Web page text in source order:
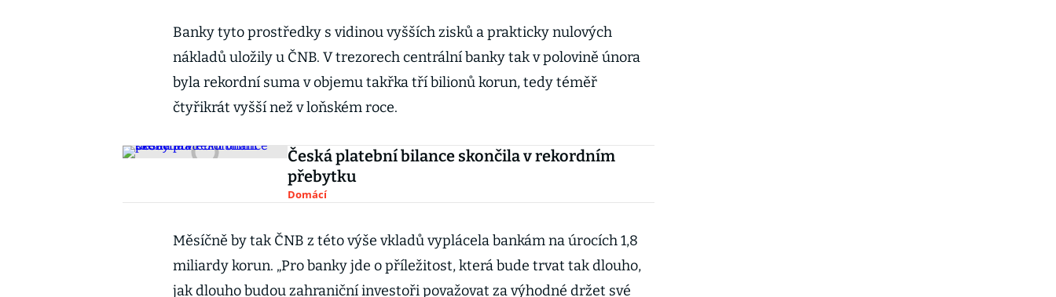
Banky tyto prostředky s vidinou vyšších zisků a prakticky nulových
nákladů uložily u ČNB. V trezorech centrální banky tak v polovině února
byla rekordní suma v objemu takřka tří bilionů korun, tedy téměř
čtyřikrát vyšší než v loňském roce.
Česká platební bilance skončila v rekordním
přebytku
Domácí
Měsíčně by tak ČNB z této výše vkladů vyplácela bankám na úrocích 1,8
miliardy korun. „Pro banky jde o příležitost, která bude trvat tak dlouho,
jak dlouho budou zahraniční investoři považovat za výhodné držet své